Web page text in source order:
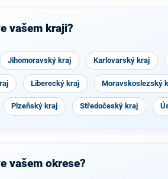
vašem kraji?
Jihomoravský kraj Karlovarský kraj
Liberecký kraj Moravskoslezský
Plzeňský kraj Středočeský kraj
vašem okrese?